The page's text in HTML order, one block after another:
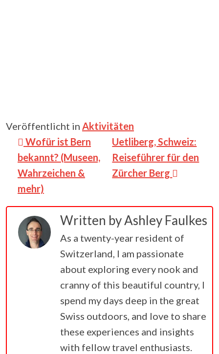
Veröffentlicht in Aktivitäten
Beitragsnavigation
Wofür ist Bern
bekannt? (Museen,
Wahrzeichen &
mehr)
Uetliberg, Schweiz:
Reiseführer für den
Zürcher Berg
Written byAshley Faulkes
As a twenty-year resident of
Switzerland, I am passionate
about exploring every nook and
cranny of this beautiful country, I
spend my days deep in the great
Swiss outdoors, and love to share
these experiences and insights
with fellow travel enthusiasts.